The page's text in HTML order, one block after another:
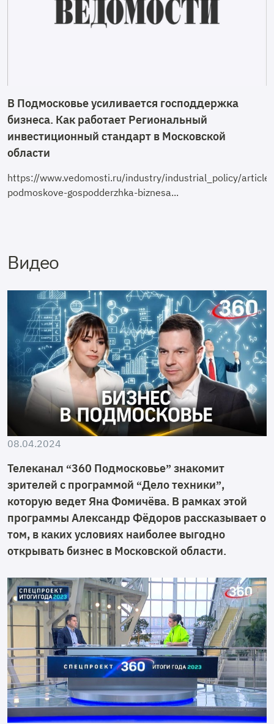
В Подмосковье усиливается господдержка
бизнеса. Как работает Региональный
инвестиционный стандарт в Московской
области
https://www.vedomosti.ru/industry/industrial_policy/
podmoskove-gospodderzhka-biznesa...
Видео
08.04.2024
Телеканал “360 Подмосковье” знакомит
зрителей с программой “Дело техники”,
которую ведет Яна Фомичёва. В рамках этой
программы Александр Фёдоров рассказывает о
том, в каких условиях наиболее выгодно
открывать бизнес в Московской области.